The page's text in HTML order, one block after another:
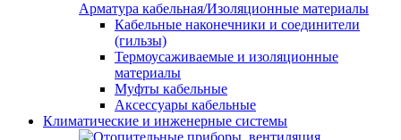
Арматура кабельная/Изоляционные материалы
Кабельные наконечники и соединители
(гильзы)
Термоусаживаемые и изоляционные
материалы
Муфты кабельные
Аксессуары кабельные
Климатические и инженерные системы